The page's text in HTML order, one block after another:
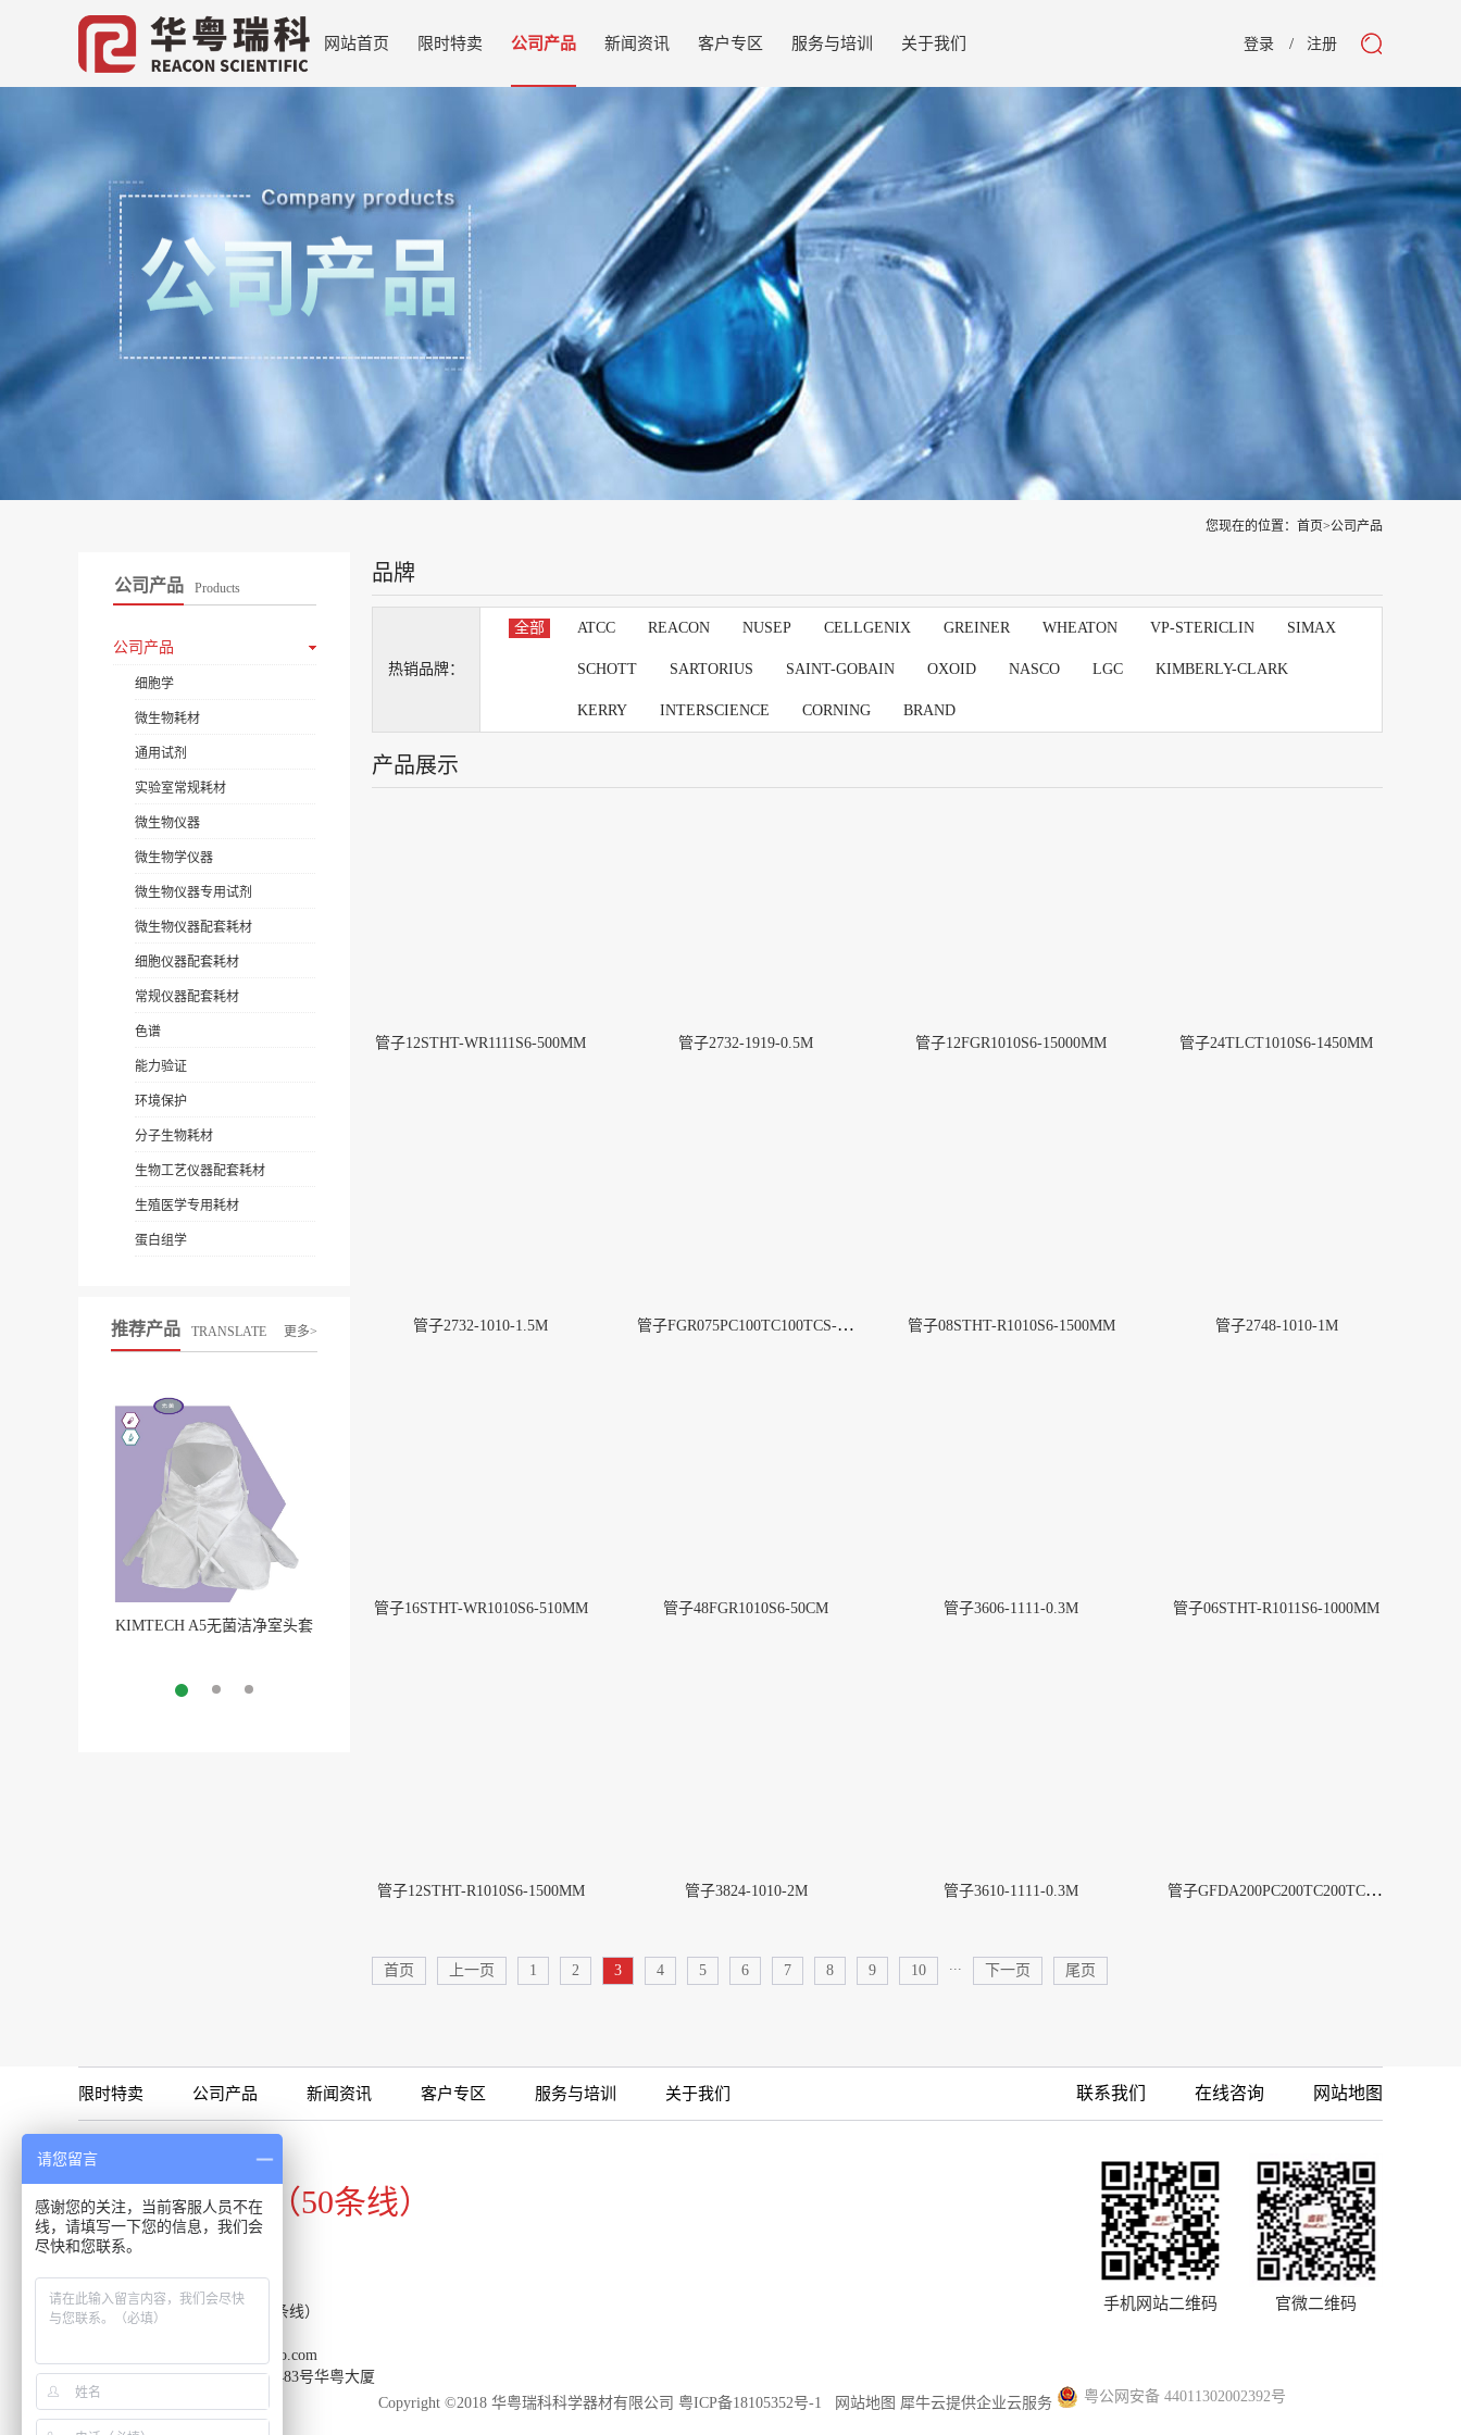
登录 注册
网站首页 限时特卖 公司产品 新闻资讯 客户专区 服务与培训 关于我们
您现在的位置： 首页>公司产品
公司产品 Products
公司产品
细胞学
微生物耗材
通用试剂
实验室常规耗材
微生物仪器
微生物学仪器
微生物仪器专用试剂
微生物仪器配套耗材
细胞仪器配套耗材
常规仪器配套耗材
色谱
能力验证
环境保护
分子生物耗材
生物工艺仪器配套耗材
生殖医学专用耗材
蛋白组学
推荐产品 TRANSLATE 更多>
KIMTECH A5无菌洁净室头套
品牌
热销品牌：
全部 ATCC REACON NUSEP CELLGENIX GREINER WHEATON VP-STERICLIN SIMAX
SCHOTT SARTORIUS SAINT-GOBAIN OXOID NASCO LGC KIMBERLY-CLARK
KERRY INTERSCIENCE CORNING BRAND
产品展示
管子12STHT-WR1111S6-500MM 管子2732-1919-0.5M 管子12FGR1010S6-15000MM 管子24TLCT1010S6-1450MM
管子2732-1010-1.5M 管子FGR075PC100TC100TCS-3000MM 管子08STHT-R1010S6-1500MM 管子2748-1010-1M
管子16STHT-WR1010S6-510MM 管子48FGR1010S6-50CM 管子3606-1111-0.3M 管子06STHT-R1011S6-1000MM
管子12STHT-R1010S6-1500MM 管子3824-1010-2M 管子3610-1111-0.3M 管子GFDA200PC200TC200TCS-3000MM
首页 上一页 1 2 3 4 5 6 7 8 9 10 ... 下一页 尾页
限时特卖 公司产品 新闻资讯 客户专区 服务与培训 关于我们 联系我们 在线咨询 网站地图
咨询专线
020-34821111（50条线）
客服热线：020-34821111（50条线）
邮箱：support-reacon@huayueco.com
地址：广州市番禺区兴南大道483号华粤大厦
官微二维码
手机网站二维码
Copyright ©2018 华粤瑞科科学器材有限公司 粤ICP备18105352号-1 网站地图 犀牛云提供企业云服务 粤公网安备 44011302002392号
请您留言
感谢您的关注，当前客服人员不在
线，请填写一下您的信息，我们会
尽快和您联系。